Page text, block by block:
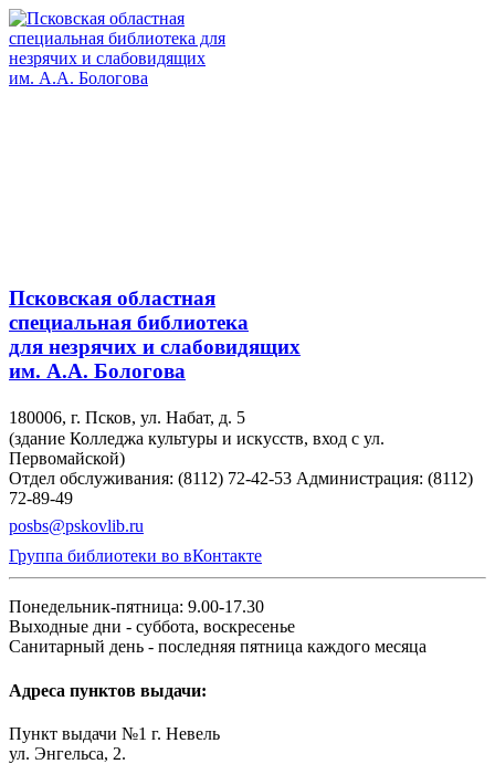
Псковская областная
специальная библиотека
для незрячих и слабовидящих
им. А.А. Бологова
180006, г. Псков, ул. Набат, д. 5
(здание Колледжа культуры и искусств, вход с ул.
Первомайской)
Отдел обслуживания: (8112) 72-42-53 Администрация: (8112)
72-89-49
posbs@pskovlib.ru
Группа библиотеки во вКонтакте
Понедельник-пятница: 9.00-17.30
Выходные дни - суббота, воскресенье
Санитарный день - последняя пятница каждого месяца
Адреса пунктов выдачи:
Пункт выдачи №1 г. Невель
ул. Энгельса, 2.